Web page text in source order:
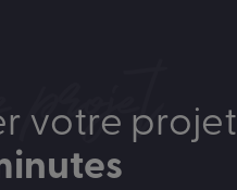
projet
votre projet